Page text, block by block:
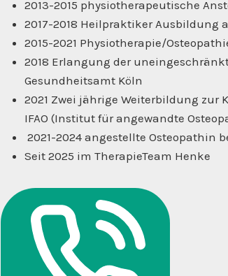
2013-2015 physiotherapeutische
2017-2018 Heilpraktiker Ausbildung
2015-2021 Physiotherapie/
2018 Erlangung der
Gesundheitsamt Köln
2021 Zwei jährige Weiterbildung zur
IFAO (Institut für angewandte
2021-2024 angestellte Osteopathin
Seit 2025 im TherapieTeam Henke